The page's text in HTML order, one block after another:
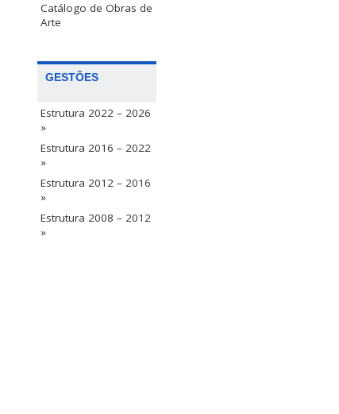
Catálogo de Obras de
Arte
GESTÕES
Estrutura 2022 – 2026
»
Estrutura 2016 – 2022
»
Estrutura 2012 – 2016
»
Estrutura 2008 – 2012
»